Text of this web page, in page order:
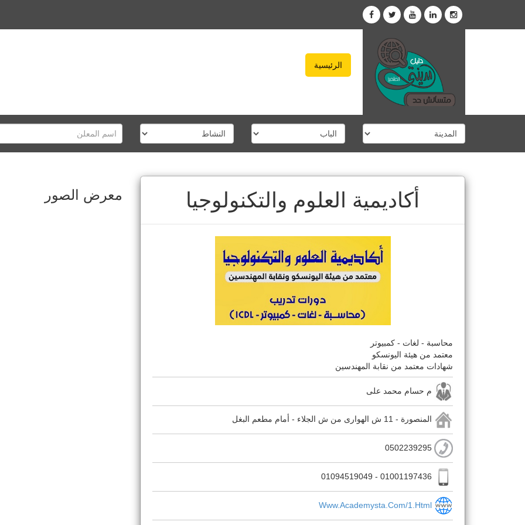
الرئيسية
أكاديمية العلوم والتكنولوجيا
محاسبة - لغات - كمبيوتر
معتمد من هيئة اليونسكو
شهادات معتمد من نقابة المهندسين
م حسام محمد على
المنصورة - 11 ش الهوارى من ش الجلاء - أمام مطعم البغل
Www.academysta.com/1.html
معرض الصور